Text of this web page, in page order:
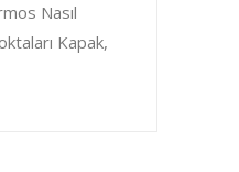
Nasıl
Kapak,